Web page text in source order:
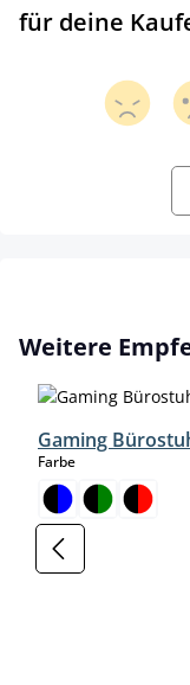
für deine
Produktgalerie
Weitere
Gaming
Farbeauswählen